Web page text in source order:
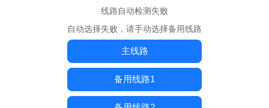
线路自动检测失败
自动选择失败，请手动选择备用线路
主线路
备用线路1